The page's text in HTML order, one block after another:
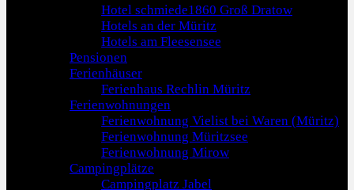
Hotel schmiede1860 Groß Dratow
Hotels an der Müritz
Hotels am Fleesensee
Pensionen
Ferienhäuser
Ferienhaus Rechlin Müritz
Ferienwohnungen
Ferienwohnung Vielist bei Waren (Müritz)
Ferienwohnung Müritzsee
Ferienwohnung Mirow
Campingplätze
Campingplatz Jabel